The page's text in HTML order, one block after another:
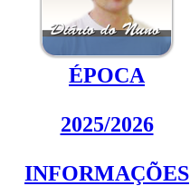
ÉPOCA
2025/2026
INFORMAÇÕES